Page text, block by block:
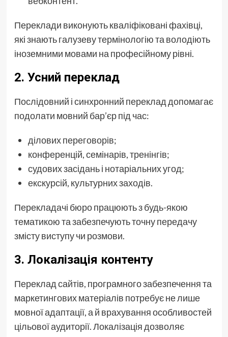
Переклади виконують кваліфіковані фахівці,
які знають галузеву термінологію та володіють
іноземними мовами на професійному рівні.
2. Усний переклад
Послідовний і синхронний переклад допомагає
подолати мовний бар’єр під час:
ділових переговорів;
конференцій, семінарів, тренінгів;
судових засідань і нотаріальних угод;
екскурсій, культурних заходів.
Перекладачі бюро працюють з будь-якою
тематикою та забезпечують точну передачу
змісту виступу чи розмови.
3. Локалізація контенту
Переклад сайтів, програмного забезпечення та
маркетингових матеріалів потребує не лише
мовної адаптації, а й врахування особливостей
цільової аудиторії. Локалізація дозволяє